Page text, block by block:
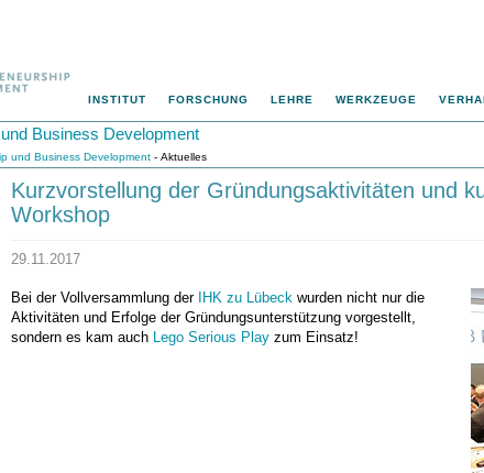
INSTITUT FORSCHUNG LEHRE WERKZEUGE
Business Development
und Business Development - Aktuelles
Kurzvorstellung der Gründungsaktivitäten und
Workshop
29.11.2017
Bei der Vollversammlung der IHK zu Lübeck wurden nicht nur die
Aktivitäten und Erfolge der Gründungsunterstützung vorgestellt,
sondern es kam auch Lego Serious Play zum Einsatz!